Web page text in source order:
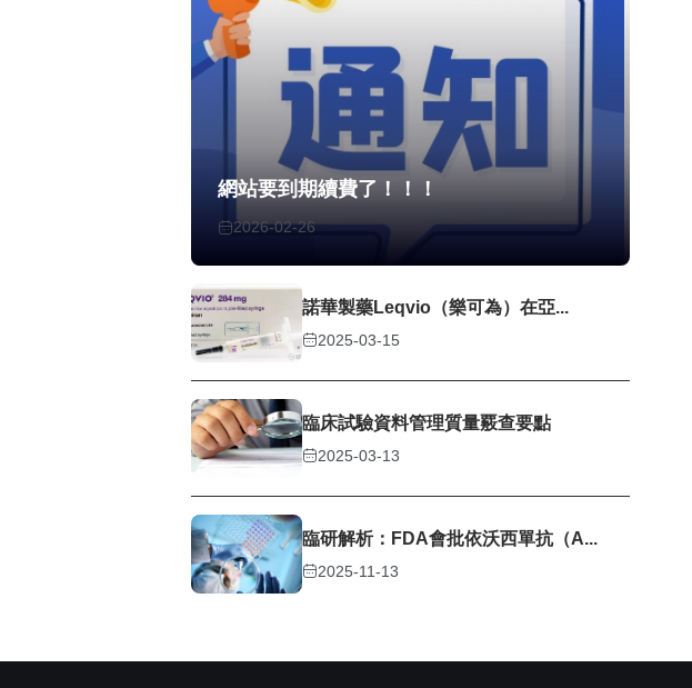
網站要到期續費了！！！
2026-02-26
諾華製藥Leqvio（樂可為）在亞...
2025-03-15
臨床試驗資料管理質量覈查要點
2025-03-13
臨研解析：FDA會批依沃西單抗（A...
2025-11-13